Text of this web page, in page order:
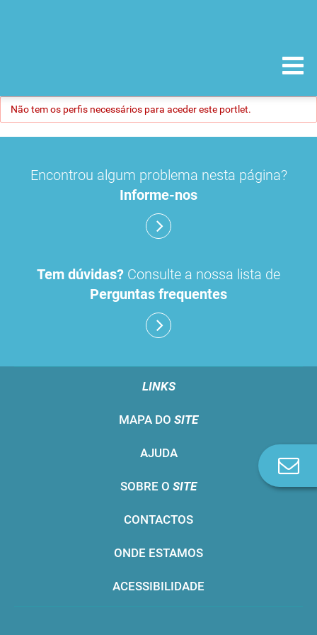
Não tem os perfis necessários para aceder este portlet.
Encontrou algum problema nesta página?
Informe-nos
Tem dúvidas? Consulte a nossa lista de
Perguntas frequentes
LINKS
MAPA DO SITE
AJUDA
SOBRE O SITE
CONTACTOS
ONDE ESTAMOS
ACESSIBILIDADE